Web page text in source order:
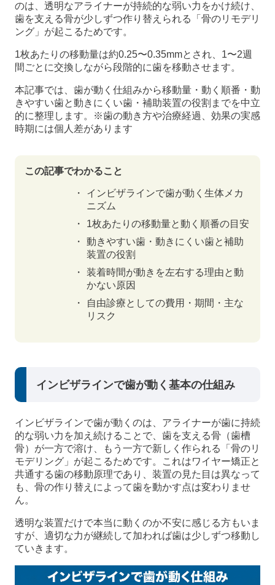
のは、透明なアライナーが持続的な弱い力をかけ続け、
歯を支える骨が少しずつ作り替えられる「骨のリモデリ
ング」が起こるためです。
1枚あたりの移動量は約0.25〜0.35mmとされ、1〜2週
間ごとに交換しながら段階的に歯を移動させます。
本記事では、歯が動く仕組みから移動量・動く順番・動
きやすい歯と動きにくい歯・補助装置の役割までを中立
的に整理します。※歯の動き方や治療経過、効果の実感
時期には個人差があります
この記事でわかること
インビザラインで歯が動く生体メカ
ニズム
1枚あたりの移動量と動く順番の目安
動きやすい歯・動きにくい歯と補助
装置の役割
装着時間が動きを左右する理由と動
かない原因
自由診療としての費用・期間・主な
リスク
インビザラインで歯が動く基本の仕組み
インビザラインで歯が動くのは、アライナーが歯に持続
的な弱い力を加え続けることで、歯を支える骨（歯槽
骨）が一方で溶け、もう一方で新しく作られる「骨のリ
モデリング」が起こるためです。これはワイヤー矯正と
共通する歯の移動原理であり、装置の見た目は異なって
も、骨の作り替えによって歯を動かす点は変わりませ
ん。
透明な装置だけで本当に動くのか不安に感じる方もいま
すが、適切な力が継続して加われば歯は少しずつ移動し
ていきます。